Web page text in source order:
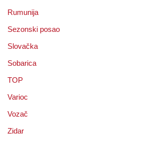
Rumunija
Sezonski posao
Slovačka
Sobarica
TOP
Varioc
Vozač
Zidar